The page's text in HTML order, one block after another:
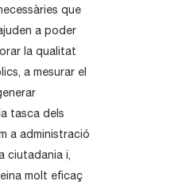
que
a poder
la qualitat
a mesurar el
tasca dels
a administració
ciutadania i,
molt eficaç